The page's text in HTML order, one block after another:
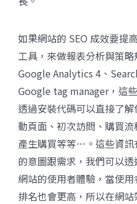
如果網站的 SEO 成效要提
工具，來做報表分析與策
Google Analytics 4、
Google tag manager，這
透過安裝代碼可以直接了
動頁面、初次訪問、購買
產生購買等等…。這些資
的意圖跟需求，我們可以
網站的使用者體驗，當使
排名也會更高，所以在網